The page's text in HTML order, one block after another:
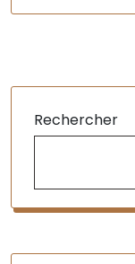
Rechercher